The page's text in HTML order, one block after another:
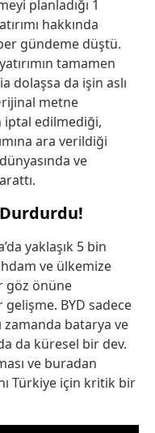
planladığı 1
hakkında
gündeme düştü.
tamamen
dolaşsa da işin aslı
metne
iptal edilmediği,
ara verildiği
ve
Durdurdu!
yaklaşık 5 bin
ve ülkemize
göz önüne
gelişme. BYD sadece
batarya ve
da küresel bir dev.
ve buradan
Türkiye için kritik bir